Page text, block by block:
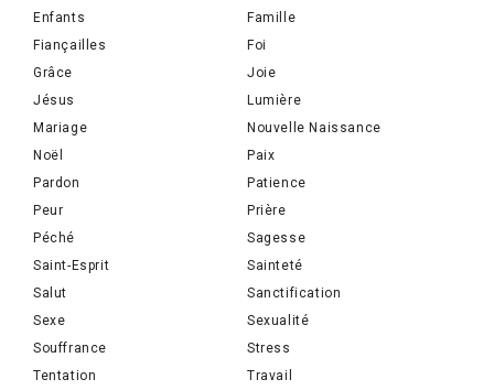
Enfants
Famille
Fiançailles
Foi
Grâce
Joie
Jésus
Lumière
Mariage
Nouvelle Naissance
Noël
Paix
Pardon
Patience
Peur
Prière
Péché
Sagesse
Saint-Esprit
Sainteté
Salut
Sanctification
Sexe
Sexualité
Souffrance
Stress
Tentation
Travail